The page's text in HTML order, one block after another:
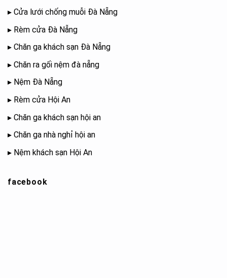
▸ Cửa lưới chống muỗi Đà Nẵng
▸ Rèm cửa Đà Nẵng
▸ Chăn ga khách sạn Đà Nẵng
▸ Chăn ra gối nệm đà nẵng
▸ Nệm Đà Nẵng
▸ Rèm cửa Hội An
▸ Chăn ga khách sạn hội an
▸ Chăn ga nhà nghỉ hội an
▸ Nệm khách sạn Hội An
facebook